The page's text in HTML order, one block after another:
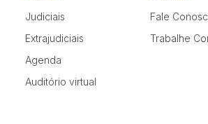
Judiciais
Extrajudiciais
Agenda
Auditório virtual
Fale
Trabalhe